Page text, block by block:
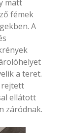
matt
fémek
A
a teret.
rejtett
ellátott
záródnak.